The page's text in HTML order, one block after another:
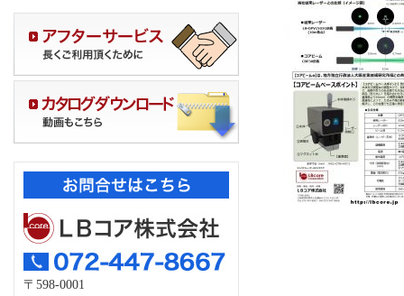
〒598-0001